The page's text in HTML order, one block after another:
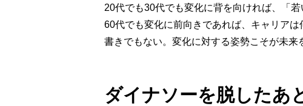
20代でも30代でも変化に背を向ければ、「
60代でも変化に前向きであれば、キャリア
書きでもない。変化に対する姿勢こそが未来
ダイナソーを脱したあ